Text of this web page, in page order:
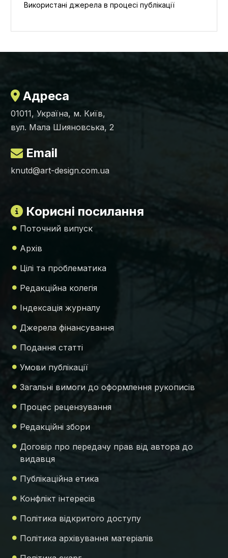
Використані джерела в процесі публікації
Адреса
01011, Україна, м. Київ,
вул. Мала Шияновська, 2
Email
knutd@art-design.com.ua
Корисні посилання
Поточний випуск
Архів
Цілі та проблематика
Редакційна колегія
Індексація журналу
Джерела фінансування
Подання статті
Умови публікації
Загальні вимоги до оформлення рукописів
Процес рецензування
Редакційні збори
Договір про передачу прав від автора до
видавця
Публікаційна етика
Конфлікт інтересів
Політика відкритого доступу
Політика архівування матеріалів